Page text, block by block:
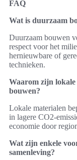
FAQ
Wat is duurzaam
Duurzaam bouwen
respect voor het
hernieuwbare of
technieken.
Waarom zijn
bouwen?
Lokale materialen
in lagere CO2-
economie door
Wat zijn enkele
samenleving?